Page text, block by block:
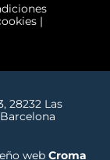
|
28232 Las
webCroma